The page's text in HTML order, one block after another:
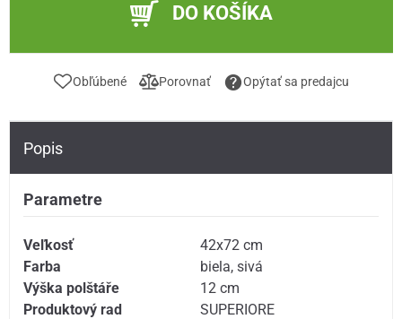
DO KOŠÍKA
Obľúbené Porovnať Opýtať sa predajcu
Popis
Parametre
Veľkosť
42x72 cm
Farba
biela,sivá
Výška polštáře
12 cm
Produktový rad
SUPERIORE